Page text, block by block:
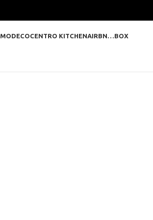
MODECOCENTRO KITCHENAIRBN…BOX